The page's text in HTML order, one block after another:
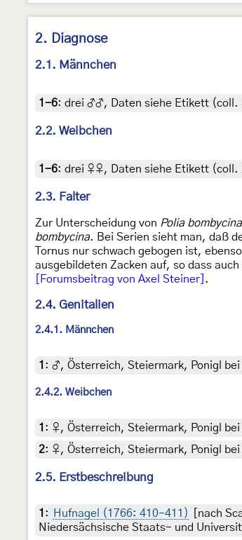
2. Diagnose
2.1. Männchen
1-6: drei ♂♂, Daten siehe Etikett (coll.
2.2. Weibchen
1-6: drei ♀♀, Daten siehe Etikett (coll.
2.3. Falter
Zur Unterscheidung von Polia bombycina
bombycina. Bei Serien sieht man, daß
Tornus nur schwach gebogen ist,
ausgebildeten Zacken auf, so dass
[Forumsbeitrag von Axel Steiner] .
2.4. Genitalien
2.4.1. Männchen
1 : ♂, Österreich, Steiermark, Ponigl
2.4.2. Weibchen
1 : ♀, Österreich, Steiermark, Ponigl
2: ♀, Österreich, Steiermark, Ponigl
2.5. Erstbeschreibung
1 : Hufnagel (1766: 410-411) [nach
Niedersächsische Staats- und